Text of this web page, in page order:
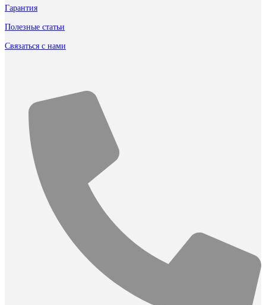
Гарантия
Полезные статьи
Связаться с нами